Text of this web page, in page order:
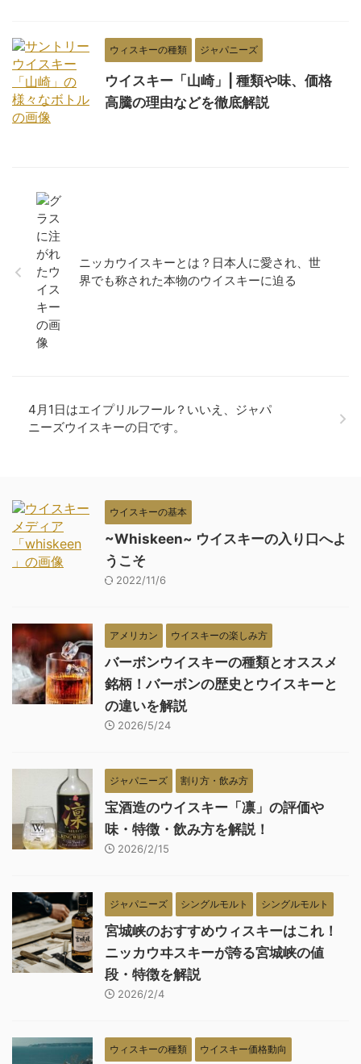
ウィスキーの種類 ジャパニーズ
ウイスキー「山崎」| 種類や味、価格
高騰の理由などを徹底解説
ニッカウイスキーとは？日本人に愛され、世
界でも称された本物のウイスキーに迫る
4月1日はエイプリルフール？いいえ、ジャパ
ニーズウイスキーの日です。
ウイスキーの基本
~Whiskeen~ ウイスキーの入り口へよ
うこそ
2022/11/6
アメリカン ウイスキーの楽しみ方
バーボンウイスキーの種類とオススメ
銘柄！バーボンの歴史とウイスキーと
の違いを解説
2026/5/24
ジャパニーズ 割り方・飲み方
宝酒造のウイスキー「凛」の評価や
味・特徴・飲み方を解説！
2026/2/15
ジャパニーズ シングルモルト シングルモルト
宮城峡のおすすめウィスキーはこれ！
ニッカウヰスキーが誇る宮城峡の値
段・特徴を解説
2026/2/4
ウィスキーの種類 ウイスキー価格動向